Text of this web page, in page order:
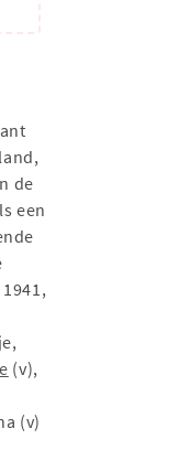
de
een
(v),
(v)